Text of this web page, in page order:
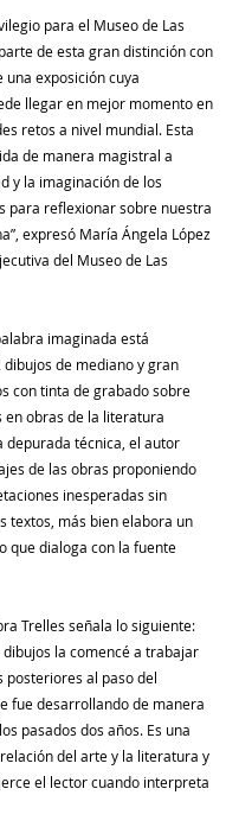
para el Museo de Las
de esta gran distinción con
una exposición cuya
llegar en mejor momento en
retos a nivel mundial. Esta
de manera magistral a
y la imaginación de los
para reflexionar sobre nuestra
expresó María Ángela López
del Museo de Las
imaginada está
de mediano y gran
con tinta de grabado sobre
en obras de la literatura
depurada técnica, el autor
de las obras proponiendo
inesperadas sin
textos, más bien elabora un
que dialoga con la fuente
Trelles señala lo siguiente:
dibujos la comencé a trabajar
posteriores al paso del
fue desarrollando de manera
pasados dos años. Es una
del arte y la literatura y
el lector cuando interpreta